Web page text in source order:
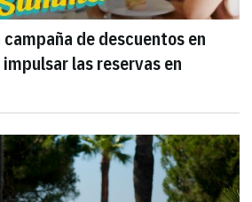
de descuentos en
las reservas en